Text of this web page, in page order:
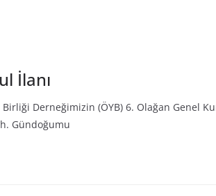
İlanı
Derneğimizin (ÖYB) 6. Olağan Genel
Gündoğumu